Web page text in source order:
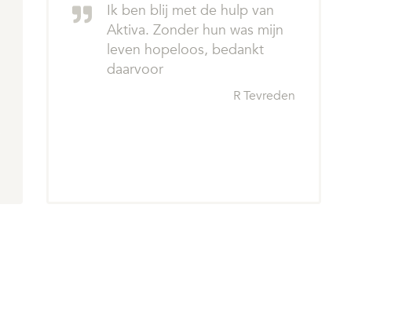
Ik ben blij met de hulp van
Aktiva. Zonder hun was mijn
leven hopeloos, bedankt
daarvoor
R Tevreden